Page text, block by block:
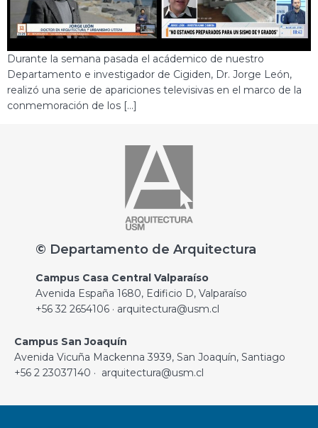
Durante la semana pasada el acádemico de nuestro
Departamento e investigador de Cigiden, Dr. Jorge León,
realizó una serie de apariciones televisivas en el marco de la
conmemoración de los […]
© Departamento de Arquitectura
Campus Casa Central Valparaíso
Avenida España 1680, Edificio D, Valparaíso
+56 32 2654106 · arquitectura@usm.cl
Campus San Joaquín
Avenida Vicuña Mackenna 3939, San Joaquín, Santiago
+56 2 23037140 · arquitectura@usm.cl